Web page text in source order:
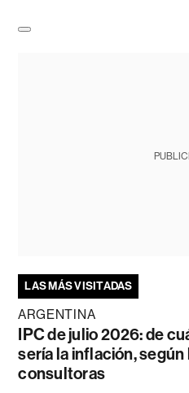
LAS MÁS VISITADAS
ARGENTINA
IPC de julio 2026: de
sería la inflación, según
consultoras